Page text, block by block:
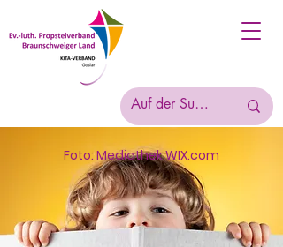
Foto: Mediathek WIX.com